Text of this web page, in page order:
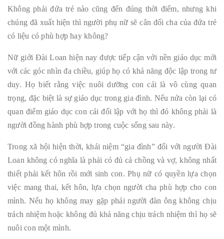
Không phải đứa trẻ nào cũng đến đúng thời điểm, nhưng khi
chúng đã xuất hiện thì người phụ nữ sẽ cân đối cha của đứa trẻ
có liệu có phù hợp hay không?
Nữ giới Đài Loan hiện nay được tiếp cận với nền giáo dục mới
với các góc nhìn đa chiều, giúp họ có khả năng độc lập trong tư
duy. Họ biết rằng việc nuôi dưỡng con cái là vô cùng quan
trọng, đặc biệt là sự giáo dục trong gia đình. Nếu nửa còn lại có
quan điểm giáo dục con cái đối lập với họ thì đó không phải là
người đồng hành phù hợp trong cuộc sống sau này.
Trong xã hội hiện thời, khái niệm “gia đình” đối với người Đài
Loan không có nghĩa là phải có đủ cả chồng và vợ, không nhất
thiết phải kết hôn rồi mới sinh con. Phụ nữ có quyền lựa chọn
việc mang thai, kết hôn, lựa chọn người cha phù hợp cho con
mình. Nếu họ không may gặp phải người đàn ông không chịu
trách nhiệm hoặc không đủ khả năng chịu trách nhiệm thì họ sẽ
nuôi con một mình.